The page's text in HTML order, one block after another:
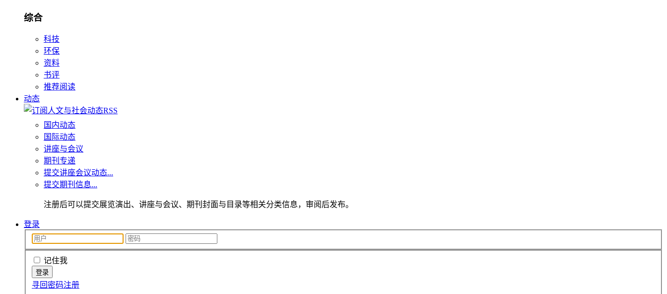
综合
科技
环保
资料
书评
推荐阅读
动态
国内动态
国际动态
讲座与会议
期刊专递
提交讲座会议动态...
提交期刊信息...
注册后可以提交展览演出、讲座与会议、期刊封面与目录等相关分类信息，审阅后发布。
登录
记住我
寻回密码注册